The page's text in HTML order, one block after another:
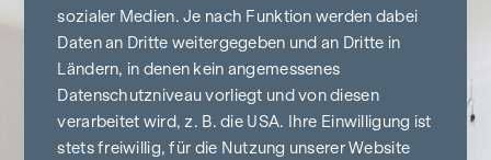
sozialer Medien. Je nach Funktion werden dabei
Daten an Dritte weitergegeben und an Dritte in
Ländern, in denen kein angemessenes
Datenschutzniveau vorliegt und von diesen
verarbeitet wird, z. B. die USA. Ihre Einwilligung ist
stets freiwillig, für die Nutzung unserer Website